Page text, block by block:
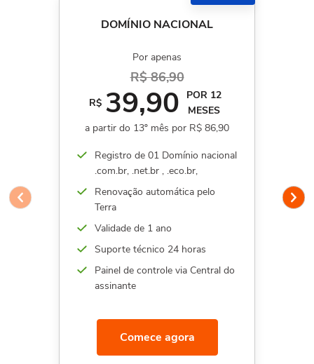
DOMÍNIO NACIONAL
Por apenas
R$ 86,90
R$ 39,90
POR 12
MESES
a partir do 13º mês por R$ 86,90
Registro de 01 Domínio nacional
.com.br, .net.br , .eco.br,
Renovação automática pelo
Terra
Validade de 1 ano
Suporte técnico 24 horas
Painel de controle via Central do
assinante
Comece agora